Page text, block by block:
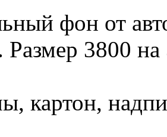
фон от
Размер 3800
картон,